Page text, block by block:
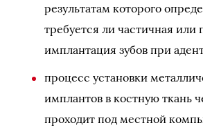
результатам которого
требуется ли частичная или
имплантация зубов при
процесс установки
имплантов в костную ткань
проходит под местной